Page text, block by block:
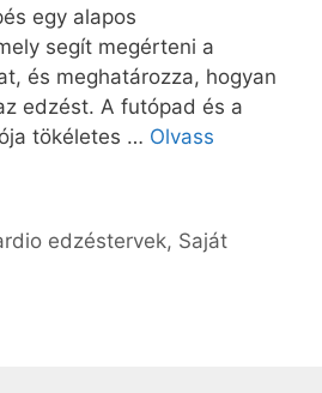
egy alapos
segít megérteni a
és meghatározza, hogyan
edzést. A futópad és a
tökéletes … Olvass
edzéstervek, Saját